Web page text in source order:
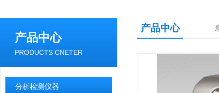
产品中心
PRODUCTS CNETER
分析检测仪器
产品中心